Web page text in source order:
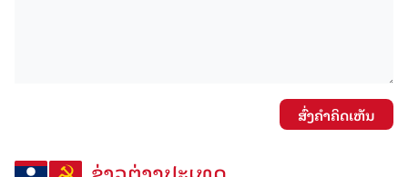
ສົ່ງຄໍາຄິດເຫັນ